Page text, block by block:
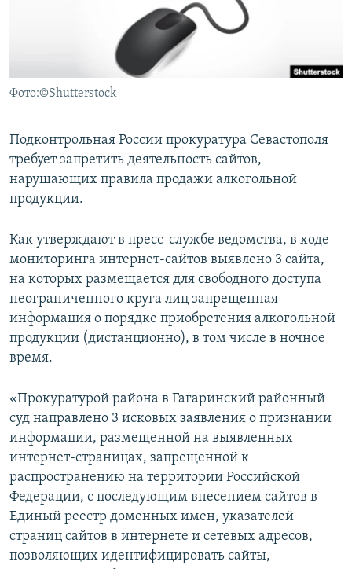
ПОБЕДИТЕЛЕЙ НЕ СУДЯТ?
КРЫМ.НЕПОКОРЕННЫЙ
УКРАИНСКАЯ ПРОБЛЕМА КРЫМА
Фото:©Shutterstock
Подконтрольная России прокуратура Севастополя
требует запретить деятельность сайтов,
нарушающих правила продажи алкогольной
продукции.
Как утверждают в пресс-службе ведомства, в ходе
мониторинга интернет-сайтов выявлено 3 сайта,
на которых размещается для свободного доступа
неограниченного круга лиц запрещенная
информация о порядке приобретения алкогольной
продукции (дистанционно), в том числе в ночное
время.
«Прокуратурой района в Гагаринский районный
суд направлено 3 исковых заявления о признании
информации, размещенной на выявленных
интернет-страницах, запрещенной к
распространению на территории Российской
Федерации, с последующим внесением сайтов в
Единый реестр доменных имен, указателей
страниц сайтов в интернете и сетевых адресов,
позволяющих идентифицировать сайты,